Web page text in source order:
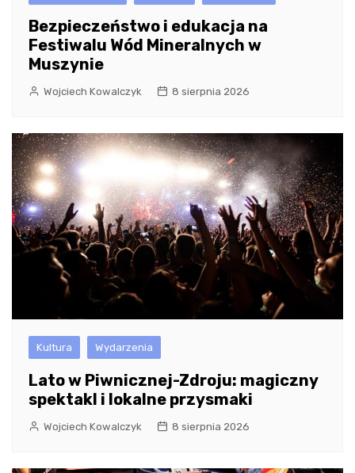
Bezpieczeństwo i edukacja na
Festiwalu Wód Mineralnych w
Muszynie
Wojciech Kowalczyk 8 sierpnia 2026
Kultura Wydarzenia
Lato w Piwnicznej-Zdroju: magiczny
spektakl i lokalne przysmaki
Wojciech Kowalczyk 8 sierpnia 2026